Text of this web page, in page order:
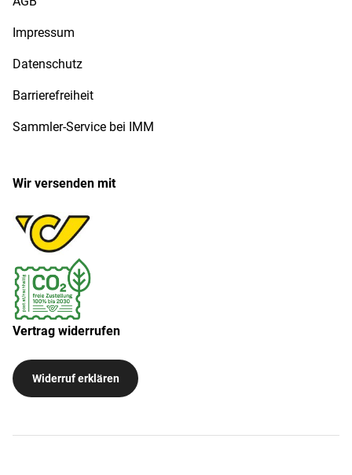
Impressum
Datenschutz
Barrierefreiheit
Sammler-Service bei IMM
Wir versenden mit
Vertrag widerrufen
Widerruf erklären